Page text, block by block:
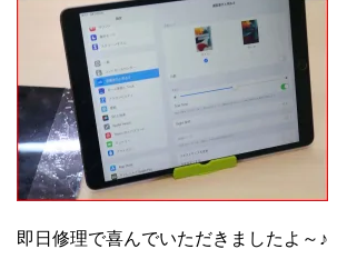
即日修理で喜んでいただきましたよ～♪